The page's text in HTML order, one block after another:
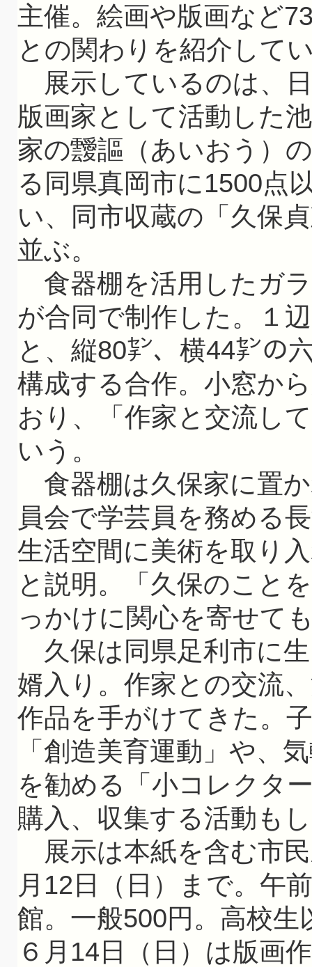
主催。絵画や版画など
との関わりを紹介して
展示しているのは、
版画家として活動した
家の靉謳（あいおう）
る同県真岡市に1500点
い、同市収蔵の「久保
並ぶ。
食器棚を活用したガ
が合同で制作した。１
と、縦80㌢、横44㌢の
構成する合作。小窓か
おり、「作家と交流し
いう。
食器棚は久保家に置
員会で学芸員を務める
生活空間に美術を取り
と説明。「久保のこと
っかけに関心を寄せて
久保は同県足利市に
婿入り。作家との交流
作品を手がけてきた。
「創造美育運動」や、
を勧める「小コレクタ
購入、収集する活動も
展示は本紙を含む市
月12日（日）まで。午
館。一般500円。高校
６月14日（日）は版画